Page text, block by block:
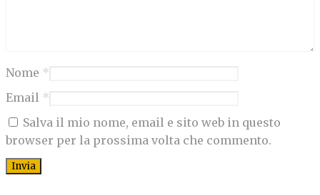
Nome *
Email *
Salva il mio nome, email e sito web in questo
browser per la prossima volta che commento.